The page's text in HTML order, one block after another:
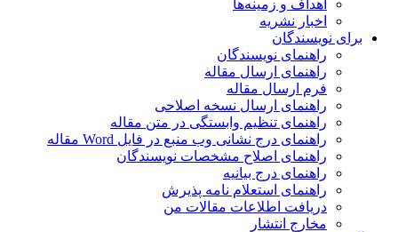
اهداف و زمینه‌ها
اخبار نشریه
برای نویسندگان
راهنمای نویسندگان
راهنمای ارسال مقاله
فرم ارسال مقاله
راهنمای ارسال نسخه اصلاحی
راهنمای تنظیم وابستگی در متن مقاله
راهنمای درج نشانی وب منبع در فایل Word مقاله
راهنمای اصلاح مشخصات نویسندگان
راهنمای درج بیانیه
راهنمای استعلام نامه پذیرش
دریافت اطلاعات مقالات من
مخارج انتشار